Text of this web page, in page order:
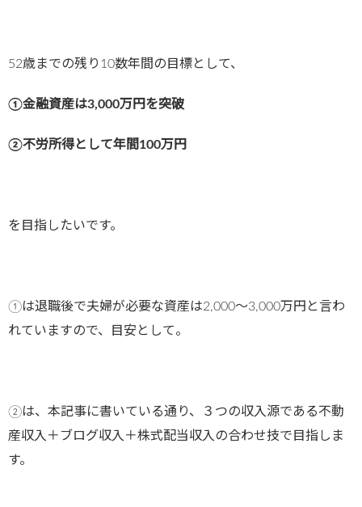
52歳までの残り10数年間の目標として、
①金融資産は3,000万円を突破
②不労所得として年間100万円
を目指したいです。
①は退職後で夫婦が必要な資産は2,000〜3,000万円と言わ
れていますので、目安として。
②は、本記事に書いている通り、３つの収入源である不動
産収入＋ブログ収入＋株式配当収入の合わせ技で目指しま
す。